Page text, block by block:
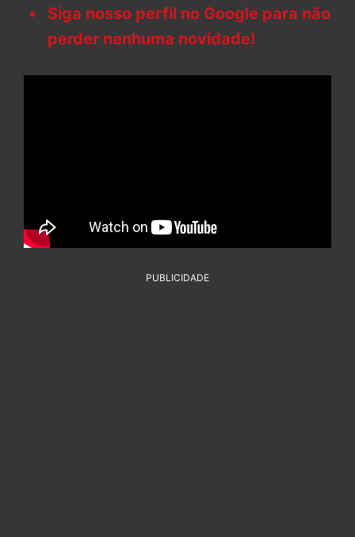
Siga nosso perfil no Google para não
perder nenhuma novidade!
PUBLICIDADE